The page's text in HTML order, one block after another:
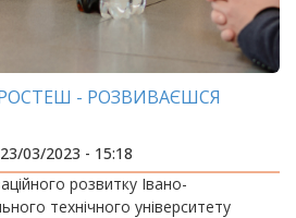
- РОЗВИВАЄШСЯ
03/2023 - 15:18
розвитку Івано-
технічного університету